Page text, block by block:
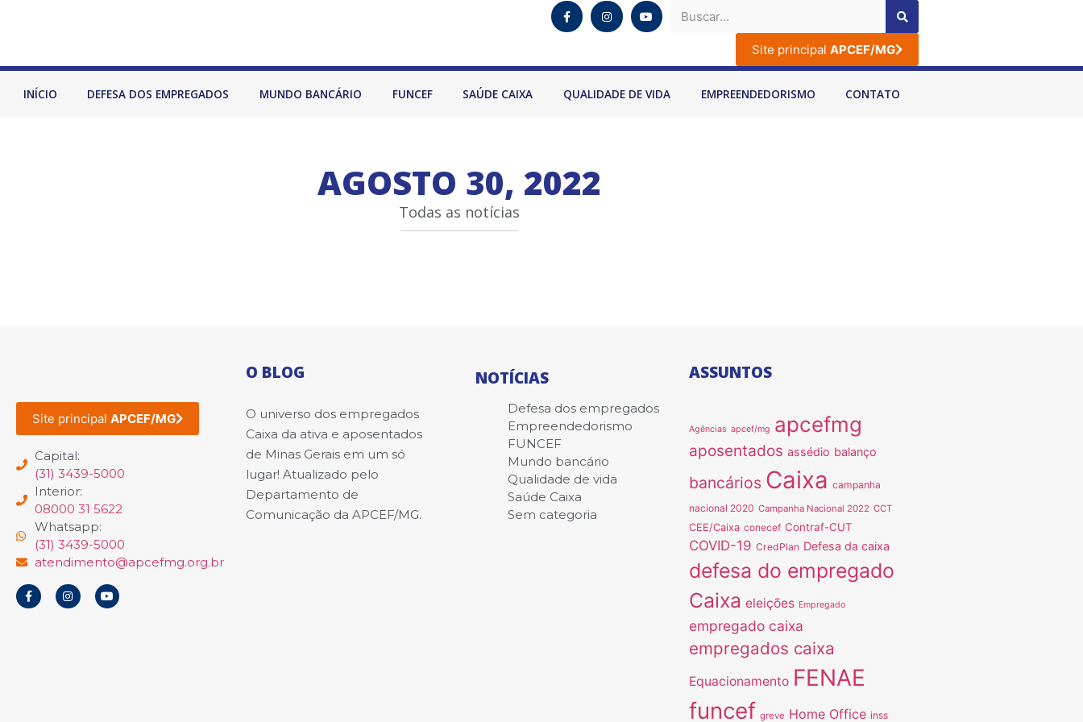
Site principal APCEF/MG
INÍCIO DEFESA DOS EMPREGADOS MUNDO BANCÁRIO FUNCEF SAÚDE CAIXA QUALIDADE DE VIDA EMPREENDEDORISMO CONTATO
AGOSTO 30, 2022
Todas as notícias
Site principal APCEF/MG
Capital:
(31) 3439-5000
Interior:
08000 31 5622
Whatsapp:
(31) 3439-5000
atendimento@apcefmg.org.br
O BLOG
O universo dos empregados
Caixa da ativa e aposentados
de Minas Gerais em um só
lugar! Atualizado pelo
Departamento de
Comunicação da APCEF/MG.
NOTÍCIAS
Defesa dos empregados
Empreendedorismo
FUNCEF
Mundo bancário
Qualidade de vida
Saúde Caixa
Sem categoria
ASSUNTOS
Agências apcef/mg apcefmg
aposentados assédio balanço
bancários Caixa campanha
nacional 2020 Campanha Nacional 2022 CCT
CEE/Caixa conecef Contraf-CUT
COVID-19 CredPlan Defesa da caixa
defesa do empregado
Caixa eleições Empregado
empregado caixa
empregados caixa
Equacionamento FENAE
funcef greve Home Office inss